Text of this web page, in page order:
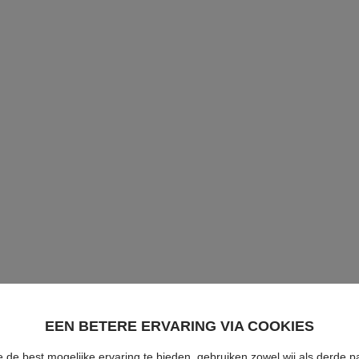
EEN BETERE ERVARING VIA COOKIES